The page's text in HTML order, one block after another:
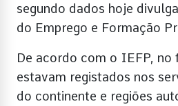
segundo dados hoje
do Emprego e Formação
De acordo com o IEFP, no
estavam registados nos
do continente e regiões